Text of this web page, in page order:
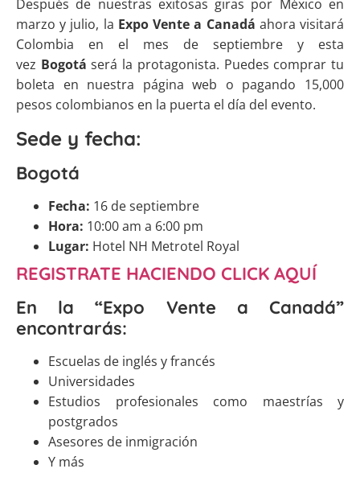
Después de nuestras exitosas giras por México en
marzo y julio, la Expo Vente a Canadá ahora visitará
Colombia en el mes de septiembre y esta
vez Bogotá será la protagonista. Puedes comprar tu
boleta en nuestra página web o pagando 15,000
pesos colombianos en la puerta el día del evento.
Sede y fecha:
Bogotá
Fecha: 16 de septiembre
Hora: 10:00 am a 6:00 pm
Lugar: Hotel NH Metrotel Royal
REGISTRATE HACIENDO CLICK AQUÍ
En la “Expo Vente a Canadá”
encontrarás:
Escuelas de inglés y francés
Universidades
Estudios profesionales como maestrías y
postgrados
Asesores de inmigración
Y más